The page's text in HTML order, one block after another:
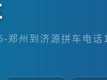
郑州到济源拼车电